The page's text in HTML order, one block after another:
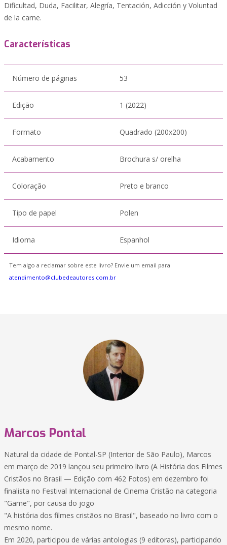
Dificultad, Duda, Facilitar, Alegría, Tentación, Adicción y Voluntad
de la carne.
Características
Número de páginas 53
Edição 1 (2022)
Formato Quadrado (200x200)
Acabamento Brochura s/ orelha
Coloração Preto e branco
Tipo de papel Polen
Idioma Espanhol
Tem algo a reclamar sobre este livro? Envie um email para
atendimento@clubedeautores.com.br
Marcos Pontal
Natural da cidade de Pontal-SP (Interior de São Paulo), Marcos
em março de 2019 lançou seu primeiro livro (A História dos Filmes
Cristãos no Brasil — Edição com 462 Fotos) em dezembro foi
finalista no Festival Internacional de Cinema Cristão na categoria
"Game", por causa do jogo
"A história dos filmes cristãos no Brasil", baseado no livro com o
mesmo nome.
Em 2020, participou de várias antologias (9 editoras), participando